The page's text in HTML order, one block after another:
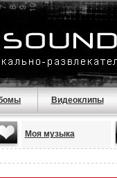
Видеоклипы
Моя музыка